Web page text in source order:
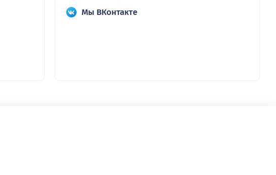
Мы ВКонтакте